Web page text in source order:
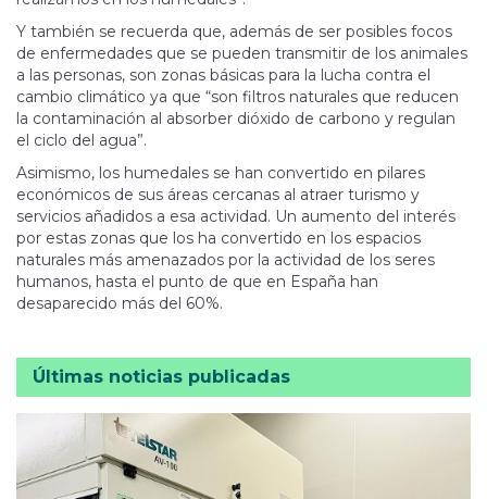
Y también se recuerda que, además de ser posibles focos
de enfermedades que se pueden transmitir de los animales
a las personas, son zonas básicas para la lucha contra el
cambio climático ya que “son filtros naturales que reducen
la contaminación al absorber dióxido de carbono y regulan
el ciclo del agua”.
Asimismo, los humedales se han convertido en pilares
económicos de sus áreas cercanas al atraer turismo y
servicios añadidos a esa actividad. Un aumento del interés
por estas zonas que los ha convertido en los espacios
naturales más amenazados por la actividad de los seres
humanos, hasta el punto de que en España han
desaparecido más del 60%.
Últimas noticias publicadas